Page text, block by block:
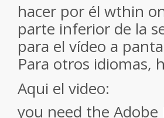
hacer por él wthin
parte inferior de la
para el vídeo a
Para otros idiomas,
Aqui el video:
you need the Adobe